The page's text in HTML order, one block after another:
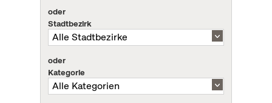
oder
Stadtbezirk
oder
Kategorie